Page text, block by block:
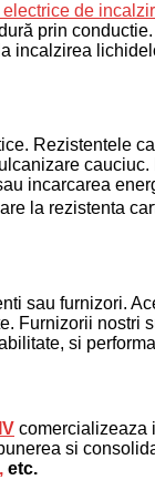
electrice de
prin
incalzirea
Rezistentele
incarcarea
la rezistenta
sau furnizori.
Furnizorii nostri
si
comercializeaza
si
etc.